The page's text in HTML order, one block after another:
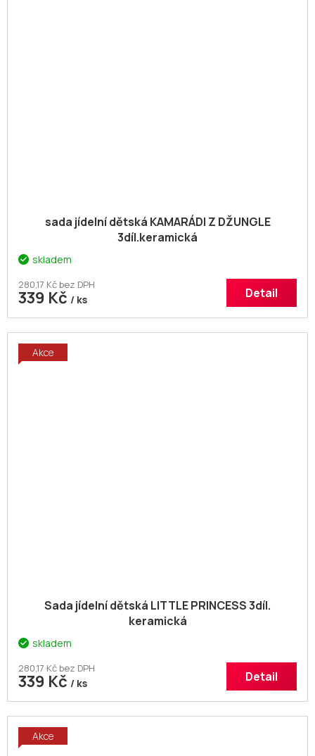
sada jídelní dětská KAMARÁDI Z DŽUNGLE
3díl.keramická
skladem
280,17 Kč bez DPH
339 Kč / ks Detail
Akce
Sada jídelní dětská LITTLE PRINCESS 3díl.
keramická
skladem
280,17 Kč bez DPH
339 Kč / ks Detail
Akce